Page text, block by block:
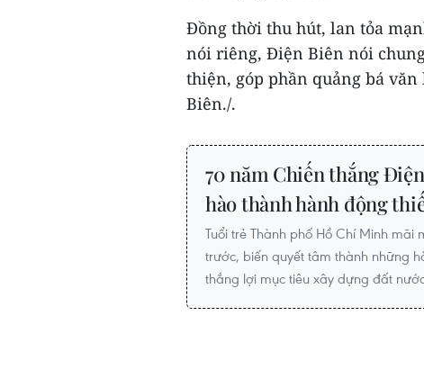
Đồng thời thu hút, lan tỏa
nói riêng, Điện Biên nói
thiện, góp phần quảng bá
Biên./.
70 năm Chiến thắng
hào thành hành động
Tuổi trẻ Thành phố Hồ Chí Minh
trước, biến quyết tâm thành những
thắng lợi mục tiêu xây dựng đất